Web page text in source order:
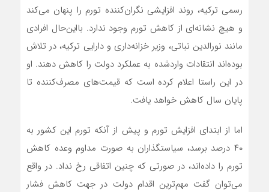
رسمی ترکیه، روند افزایشی نگران‌کننده تورم را پنهان می‌کند
و هیچ نشانه‌ای از کاهش تورم وجود ندارد. با‌این‌حال افرادی
مانند نورالدین نباتی، وزیر خزانه‌داری و دارایی ترکیه، در تلاش
بوده‌اند انتقادات وارد‌شده به عملکرد دولت را کاهش دهند. او
در این راستا اعلام کرده است که قیمت‌های مصرف‌کننده تا
پایان سال کاهش خواهد یافت.
اما از ابتدای افزایش تورم و پیش از آنکه تورم این کشور به
۴۰ درصد برسد، سیاستگذاران به صورت مداوم وعده کاهش
تورم را داده‌اند، در صورتی که چنین اتفاقی رخ نداد. در واقع
می‌توان گفت مهم‌ترین اقدام دولت در جهت کاهش فشار